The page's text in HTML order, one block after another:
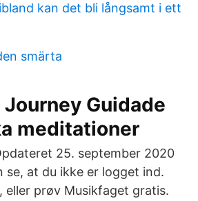
kan det bli långsamt i ett
smärta
Guidade
meditationer
25. september 2020
se, at du ikke er logget ind.
eller prøv Musikfaget gratis.